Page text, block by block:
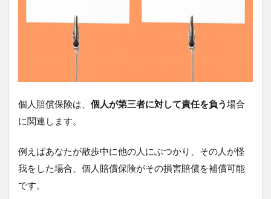
個人賠償保険は、 個人が第三者に対して責任を負う場合
に関連します。
例えばあなたが散歩中に他の人にぶつかり、その人が怪
我をした場合、個人賠償保険がその損害賠償を補償可能
です。